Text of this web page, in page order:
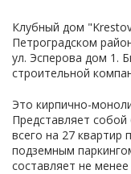
Клубный дом
Петроградском
ул. Эсперова дом 1.
строительной
Это кирпично-
Представляет
всего на 27
подземным
составляет не